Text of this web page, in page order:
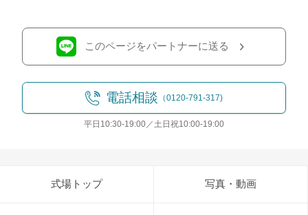
このページをパートナーに送る
電話相談 （0120-791-317)
平日10:30-19:00／土日祝10:00-19:00
式場トップ 写真・動画